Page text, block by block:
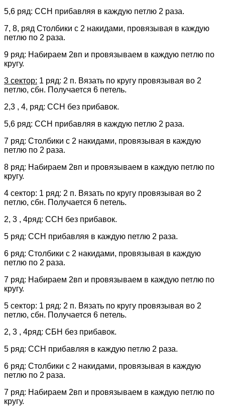
5,6 ряд: ССН прибавляя в каждую петлю 2 раза.
7, 8, ряд Столбики с 2 накидами, провязывая в каждую
петлю по 2 раза.
9 ряд: Набираем 2вп и провязываем в каждую петлю по
кругу.
3 сектор: 1 ряд: 2 п. Вязать по кругу провязывая во 2
петлю, сбн. Получается 6 петель.
2,3 , 4, ряд: ССН без прибавок.
5,6 ряд: ССН прибавляя в каждую петлю 2 раза.
7 ряд: Столбики с 2 накидами, провязывая в каждую
петлю по 2 раза.
8 ряд: Набираем 2вп и провязываем в каждую петлю по
кругу.
4 сектор: 1 ряд: 2 п. Вязать по кругу провязывая во 2
петлю, сбн. Получается 6 петель.
2, 3 , 4ряд: ССН без прибавок.
5 ряд: ССН прибавляя в каждую петлю 2 раза.
6 ряд: Столбики с 2 накидами, провязывая в каждую
петлю по 2 раза.
7 ряд: Набираем 2вп и провязываем в каждую петлю по
кругу.
5 сектор: 1 ряд: 2 п. Вязать по кругу провязывая во 2
петлю, сбн. Получается 6 петель.
2, 3 , 4ряд: СБН без прибавок.
5 ряд: ССН прибавляя в каждую петлю 2 раза.
6 ряд: Столбики с 2 накидами, провязывая в каждую
петлю по 2 раза.
7 ряд: Набираем 2вп и провязываем в каждую петлю по
кругу.